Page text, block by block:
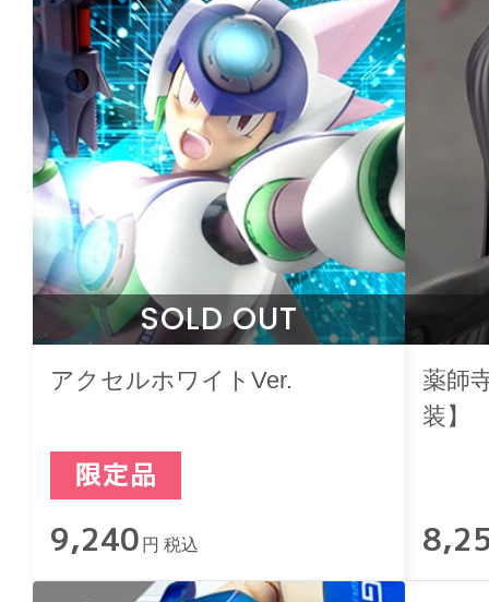
SOLD OUT
アクセルホワイトVer.
9,240 円 税込
薬師
装】